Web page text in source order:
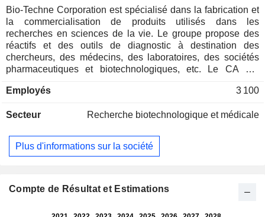
Bio-Techne Corporation est spécialisé dans la fabrication et
la commercialisation de produits utilisés dans les
recherches en sciences de la vie. Le groupe propose des
réactifs et des outils de diagnostic à destination des
chercheurs, des médecins, des laboratoires, des sociétés
pharmaceutiques et biotechnologiques, etc. Le CA par
biologiques, chimiques et outils d'analyse (71,3%) :
pour les travaux cellulaires, outils pour l'étude des protéines,
génomique (28,4%) : réactifs et produits utilisés dans
l'analyse du sang, l'analyse des acides nucléiques, la
distribution géographique du CA est la suivante : Etats-Unis
(21,8%), Chine (8,3%), Asie-Pacifique (6,3%) et autres
Employés 3 100
Secteur Recherche biotechnologique et médicale
Plus d'informations sur la société
Compte de Résultat et Estimations